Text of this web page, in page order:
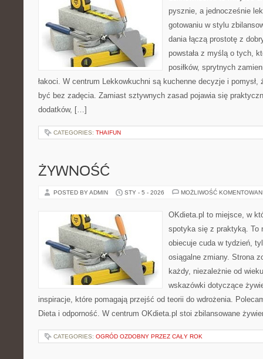
pysznie, a jednocześnie
gotowaniu w stylu
dania łączą prostotę z
powstała z myślą o tych,
posiłków, sprytnych
łakoci. W centrum Lekkowkuchni są kuchenne decyzje i pomysł,
być bez zadęcia. Zamiast sztywnych zasad pojawia się
dodatków, […]
CATEGORIES: THAIFUN
ŻYWNOŚĆ
POSTED BY ADMIN STY - 5 - 2026 MOŻLIWOŚĆ
OKdieta.pl to miejsce, w
spotyka się z praktyką. To
obiecuje cuda w tydzień,
osiągalne zmiany. Strona
każdy, niezależnie od
wskazówki dotyczące
inspiracje, które pomagają przejść od teorii do wdrożenia.
Dieta i odporność. W centrum OKdieta.pl stoi zbilansowane
CATEGORIES: OGRÓD OZDOBNY PRZEZ CAŁY ROK